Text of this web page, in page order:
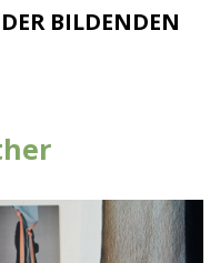
BILDENDEN